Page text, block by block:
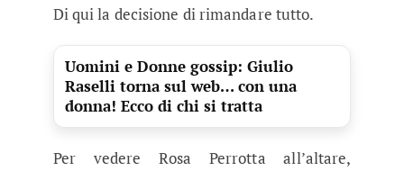
Di qui la decisione di rimandare tutto.
Uomini e Donne gossip: Giulio
Raselli torna sul web… con una
donna! Ecco di chi si tratta
Per vedere Rosa Perrotta all’altare,